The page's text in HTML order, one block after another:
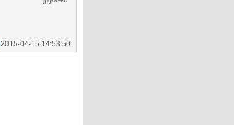
2015-04-15 14:53:50